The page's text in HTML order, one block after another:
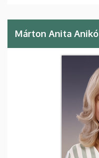
Márton Anita Anikó